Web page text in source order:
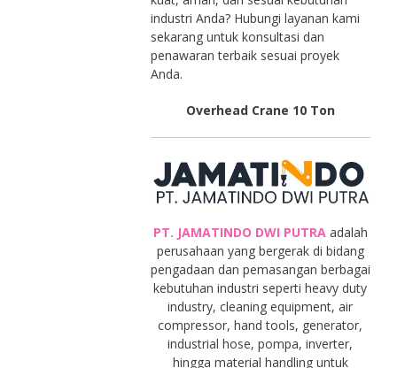
industri Anda? Hubungi layanan kami
sekarang untuk konsultasi dan
penawaran terbaik sesuai proyek
Anda.
Overhead Crane 10 Ton
PT. JAMATINDO DWI PUTRA adalah
perusahaan yang bergerak di bidang
pengadaan dan pemasangan berbagai
kebutuhan industri seperti heavy duty
industry, cleaning equipment, air
compressor, hand tools, generator,
industrial hose, pompa, inverter,
hingga material handling untuk